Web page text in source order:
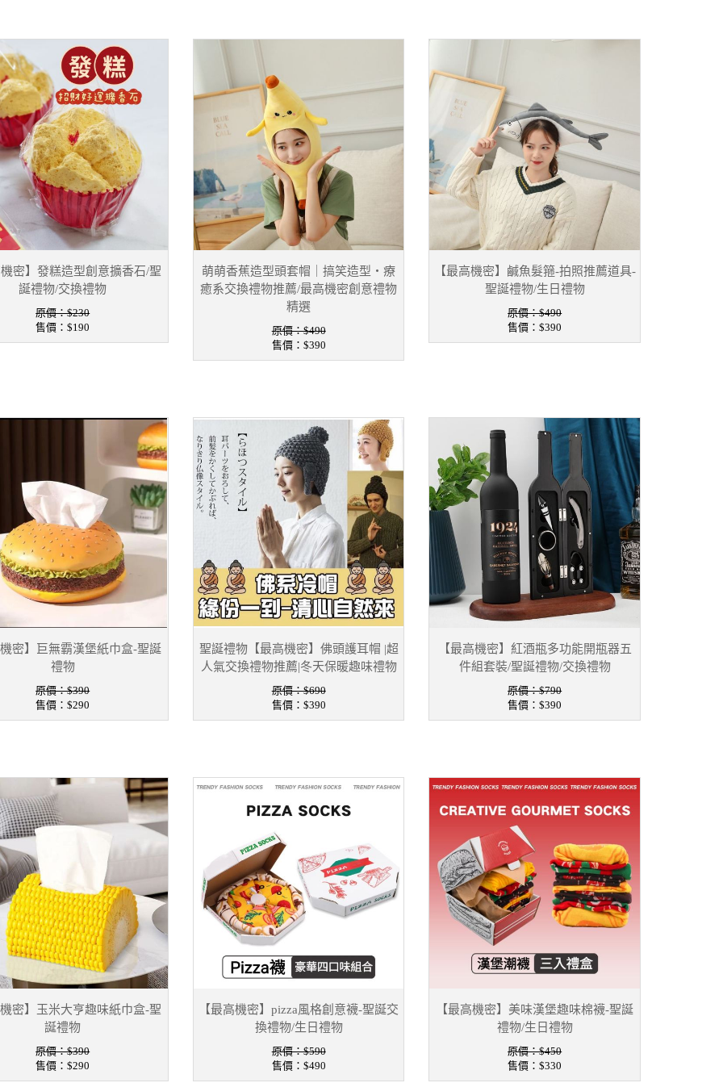
密】發糕造型創意擴香石/聖
誕禮物/交換禮物
原價：$230
售價：$190
萌萌香蕉造型頭套帽｜搞笑造型・療
癒系交換禮物推薦/最高機密創意禮物
精選
原價：$490
售價： $390
【最高機密】鹹魚髮箍-拍照推薦道具-
聖誕禮物/生日禮物
原價：$490
售價：$390
密】巨無霸漢堡紙巾盒-聖誕
禮物
原價：$390
售價：$290
聖誕禮物【最高機密】佛頭護耳帽 |超
人氣交換禮物推薦|冬天保暖趣味禮物
原價：$690
售價： $390
【最高機密】紅酒瓶多功能開瓶器五
件組套裝/聖誕禮物/交換禮物
原價：$790
售價：$390
密】玉米大亨趣味紙巾盒-聖
誕禮物
原價：$390
售價：$290
【最高機密】pizza風格創意襪-聖誕交
換禮物/生日禮物
原價：$590
售價： $490
【最高機密】美味漢堡趣味棉襪-聖誕
禮物/生日禮物
原價：$450
售價：$330